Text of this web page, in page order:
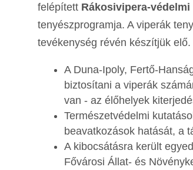
felépített Rákosivipera-
tenyészprogramja. A viperák
tevékenység révén készítjük elő.
A Duna-Ipoly, Fertő-
biztosítani a viperák
van - az élőhelyek
Természetvédelmi
beavatkozások hatását, a
A kibocsátásra került
Fővárosi Állat- és